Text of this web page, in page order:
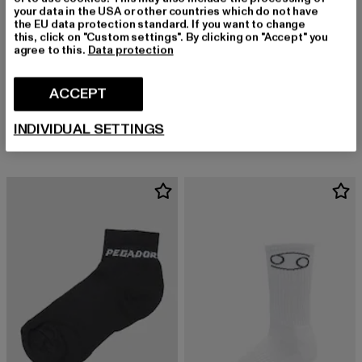
VERTERE BERLIN
DANCE
EUR 14,99
Derzeitiger Preis: EUR 14,99
your data in the USA or other countries which do not have
the EU data protection standard. If you want to change
this, click on "Custom settings". By clicking on "Accept" you
agree to this. Data protection
ACCEPT
INDIVIDUAL SETTINGS